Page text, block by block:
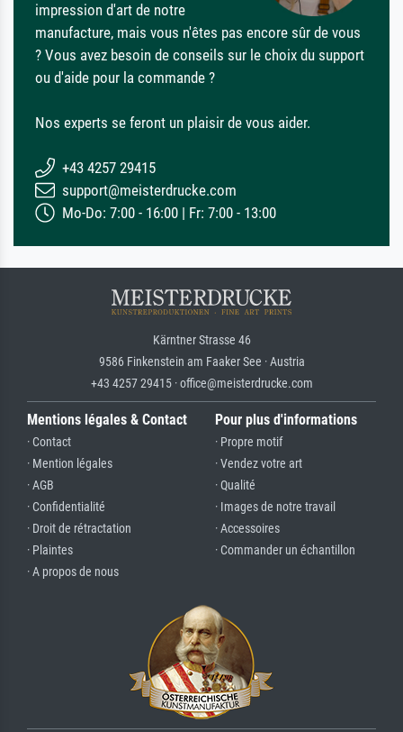
impression d'art de notre
manufacture, mais vous n'êtes pas encore sûr de vous
? Vous avez besoin de conseils sur le choix du support
ou d'aide pour la commande ?
Nos experts se feront un plaisir de vous aider.
+43 4257 29415
support@meisterdrucke.com
Mo-Do: 7:00 - 16:00 | Fr: 7:00 - 13:00
Kärntner Strasse 46
9586 Finkenstein am Faaker See · Austria
+43 4257 29415 · office@meisterdrucke.com
Mentions légales & Contact
· Contact
· Mention légales
· AGB
· Confidentialité
· Droit de rétractation
· Plaintes
· A propos de nous
Pour plus d'informations
· Propre motif
· Vendez votre art
· Qualité
· Images de notre travail
· Accessoires
· Commander un échantillon